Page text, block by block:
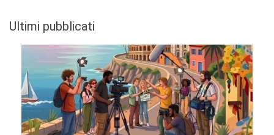
Ultimi pubblicati